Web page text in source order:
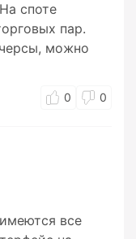
споте
пар.
можно
0 0
все